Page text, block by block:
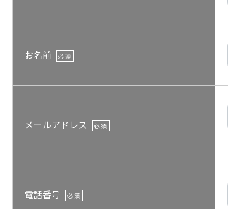
お名前 必須
メールアドレス 必須
電話番号 必須